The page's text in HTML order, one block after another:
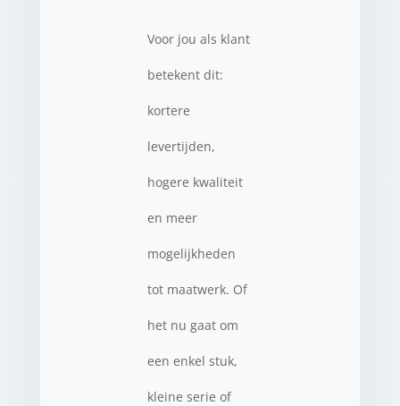
Voor jou als klant
betekent dit:
kortere
levertijden,
hogere kwaliteit
en meer
mogelijkheden
tot maatwerk. Of
het nu gaat om
een enkel stuk,
kleine serie of